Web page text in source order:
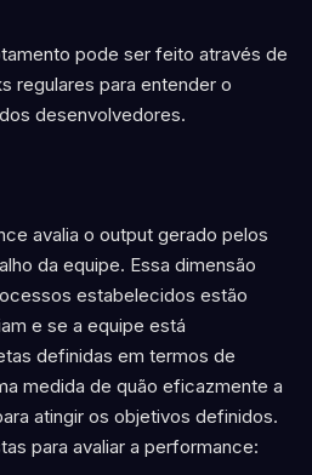
pode ser feito através de
regulares para entender o
desenvolvedores.
avalia o output gerado pelos
da equipe. Essa dimensão
estabelecidos estão
e se a equipe está
definidas em termos de
medida de quão eficazmente a
atingir os objetivos definidos.
para avaliar a performance: